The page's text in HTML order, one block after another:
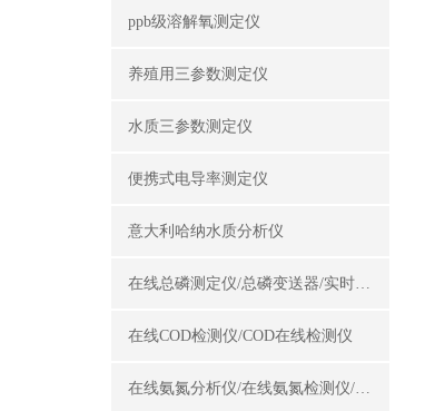
ppb级溶解氧测定仪
养殖用三参数测定仪
水质三参数测定仪
便携式电导率测定仪
意大利哈纳水质分析仪
在线总磷测定仪/总磷变送器/实时总磷监测仪
在线COD检测仪/COD在线检测仪
在线氨氮分析仪/在线氨氮检测仪/氨氮变送器